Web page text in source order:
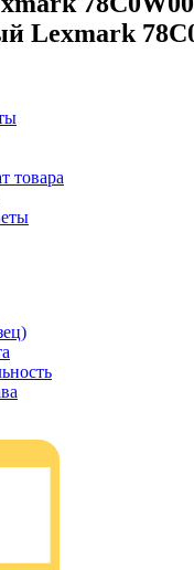
Lexmark
товара